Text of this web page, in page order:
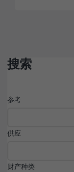
搜索
参考
供应
财产种类